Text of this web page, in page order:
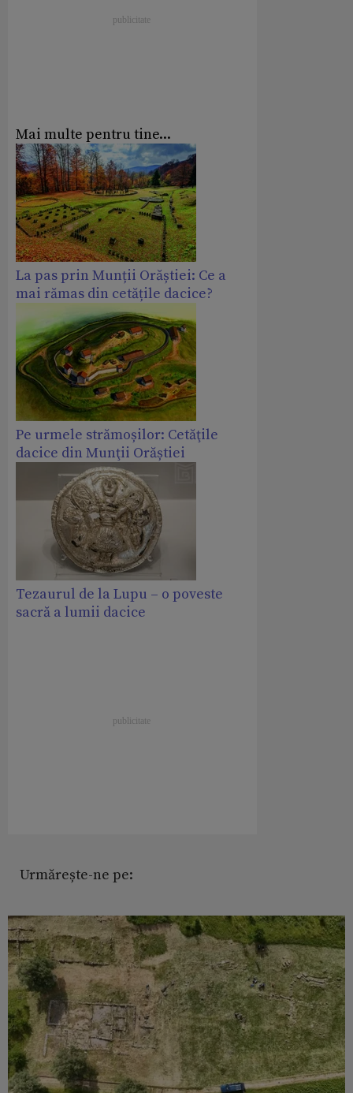
Mai multe pentru tine...
La pas prin Munții Orăștiei: Ce a
mai rămas din cetățile dacice?
Pe urmele strămoșilor: Cetăţile
dacice din Munţii Orăștiei
Tezaurul de la Lupu – o poveste
sacră a lumii dacice
Urmărește-ne pe: